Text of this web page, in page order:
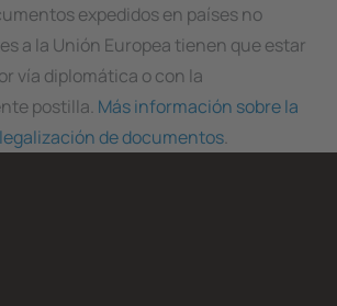
expedidos en países no
a la Unión Europea tienen que estar
vía diplomática o con la
postilla. Más información sobre la
de documentos.